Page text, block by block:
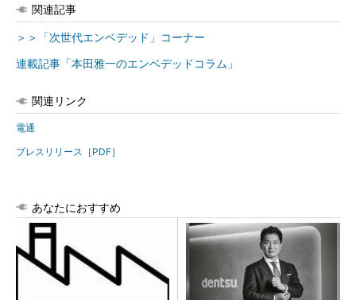
関連記事
＞＞「次世代エンベデッド」コーナー
連載記事「本田雅一のエンベデッドコラム」
関連リンク
電通
プレスリリース［PDF］
あなたにおすすめ